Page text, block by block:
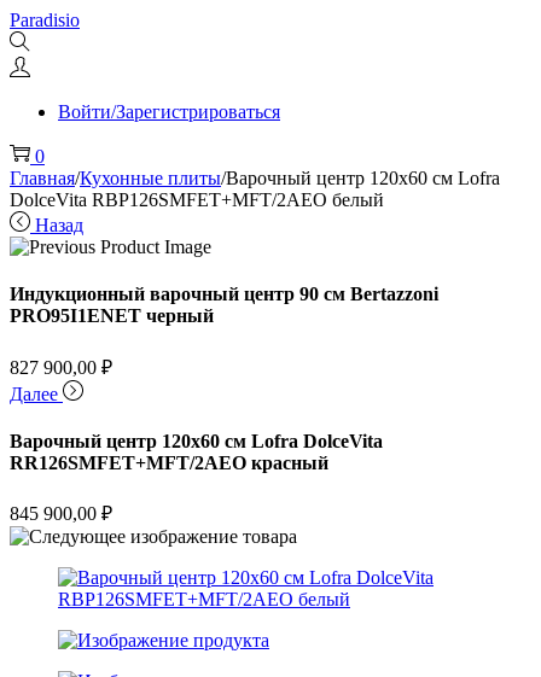
Перейти
к
навигации
Перейти
к
содержимому
Paradisio
Войти/Зарегистрироваться
0
Главная/Кухонные плиты/Варочный центр 120х60 см Lofra
DolceVita RBP126SMFET+MFT/2AEO белый
Назад
Индукционный варочный центр 90 см Bertazzoni
PRO95I1ENET черный
827 900,00 ₽
Далее
Варочный центр 120х60 см Lofra DolceVita
RR126SMFET+MFT/2AEO красный
845 900,00 ₽